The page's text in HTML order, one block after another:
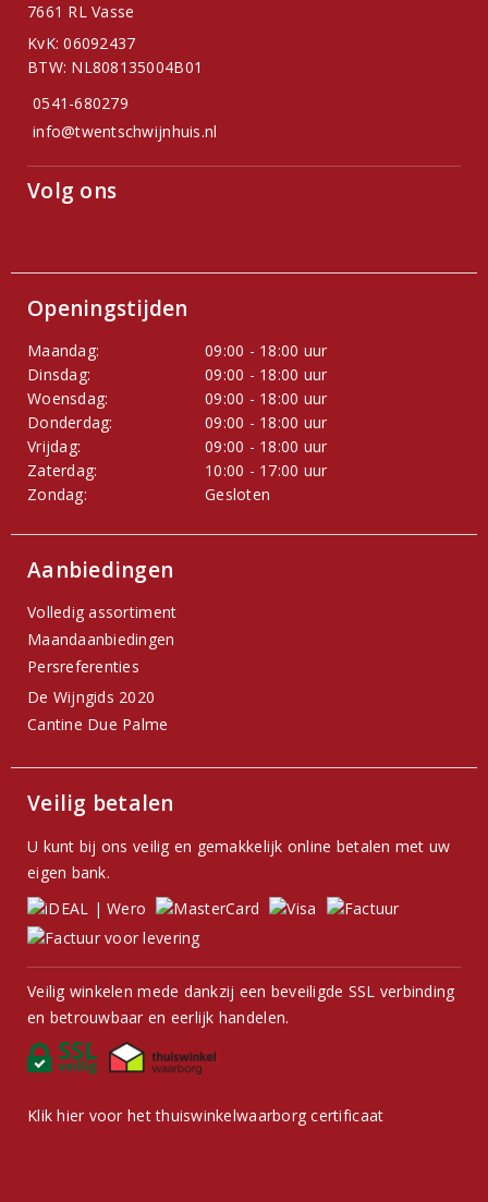
7661 RL Vasse
KvK: 06092437
BTW: NL808135004B01
0541-680279
info@twentschwijnhuis.nl
Volg ons
Openingstijden
Maandag:
09:00 - 18:00 uur
Dinsdag:
09:00 - 18:00 uur
Woensdag:
09:00 - 18:00 uur
Donderdag:
09:00 - 18:00 uur
Vrijdag:
09:00 - 18:00 uur
Zaterdag:
10:00 - 17:00 uur
Zondag:
Gesloten
Aanbiedingen
Volledig assortiment
Maandaanbiedingen
Persreferenties
De Wijngids 2020
Cantine Due Palme
Veilig betalen
U kunt bij ons veilig en gemakkelijk online betalen met uw
eigen bank.
Veilig winkelen mede dankzij een beveiligde SSL verbinding
en betrouwbaar en eerlijk handelen.
Klik hier voor het thuiswinkelwaarborg certificaat